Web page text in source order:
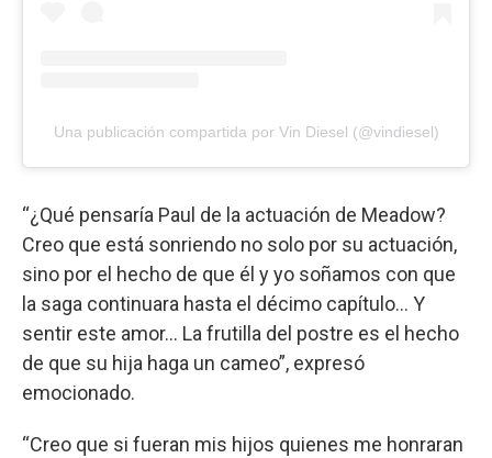
Una publicación compartida por Vin Diesel (@vindiesel)
“¿Qué pensaría Paul de la actuación de Meadow?
Creo que está sonriendo no solo por su actuación,
sino por el hecho de que él y yo soñamos con que
la saga continuara hasta el décimo capítulo... Y
sentir este amor... La frutilla del postre es el hecho
de que su hija haga un cameo”, expresó
emocionado.
“Creo que si fueran mis hijos quienes me honraran